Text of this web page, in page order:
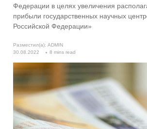
Федерации в целях увеличения
прибыли государственных научных
Российской Федерации»
Разместил(а): ADMIN
30.08.2022
8 mins read